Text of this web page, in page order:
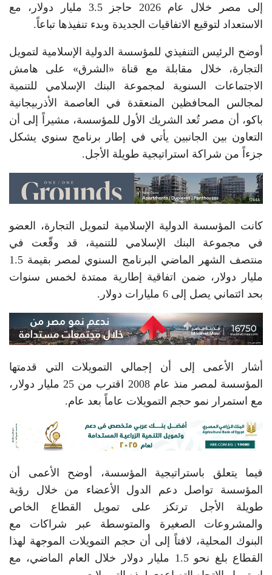
إلى مصر خلال عام 2026 حاجز 3.5 مليار دولار، مع
الاستعداد لتوقيع الاتفاقيات الجديدة وبدء تنفيذها تباعاً.
أوضح الرئيس التنفيذي للمؤسسة الدولية الإسلامية لتمويل
التجارة، خلال مقابلة مع قناة «الشرق» على هامش
الاجتماعات السنوية لمجموعة البنك الإسلامي للتنمية
لمجالس المحافظين المنعقدة في العاصمة الأذربيجانية
باكو، أن مصر تُعد الشريك الأول للمؤسسة، مشيراً إلى أن
التعاون بين الجانبين يأتي في إطار برنامج سنوي يشكل
جزءاً من شراكة استراتيجية طويلة الأجل.
كانت المؤسسة الدولية الإسلامية لتمويل التجارة، العضو
في مجموعة البنك الإسلامي للتنمية، قد وقّعت في
منتصف الشهر الماضي البرنامج السنوي لمصر بقيمة 1.5
مليار دولار، ضمن اتفاقية إطارية ممتدة لخمس سنوات
بحد ائتماني يصل إلى 6 مليارات دولار.
أشار الأعمى إلى أن إجمالي التمويلات التي قدمتها
المؤسسة لمصر منذ عام 2008 اقترب من 25 مليار دولار،
مع استمرار نمو حجم التمويلات عاماً بعد عام.
فيما يتعلق باستراتيجية المؤسسة، أوضح الأعمى أن
المؤسسة تواصل دعم الدول الأعضاء من خلال رؤية
طويلة الأجل ترتكز على تمويل القطاع الخاص
والمشروعات الصغيرة والمتوسطة عبر شراكات مع
البنوك المحلية، لافتاً إلى أن حجم التمويلات الموجهة لهذا
القطاع بلغ نحو 1.5 مليار دولار خلال العام الماضي، مع